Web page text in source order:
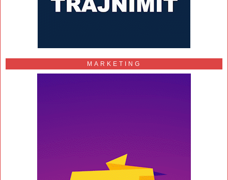
MARKETING